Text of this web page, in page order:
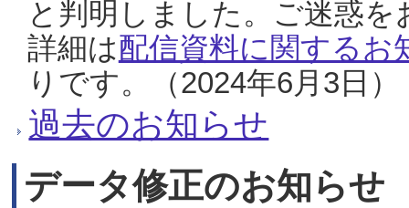
と判明しました。ご迷惑
詳細は配信資料に関するお
りです。（2024年6月3日）
過去のお知らせ
データ修正のお知らせ